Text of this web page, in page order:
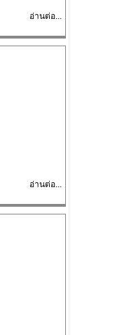
อ่านต่อ...
อ่านต่อ...